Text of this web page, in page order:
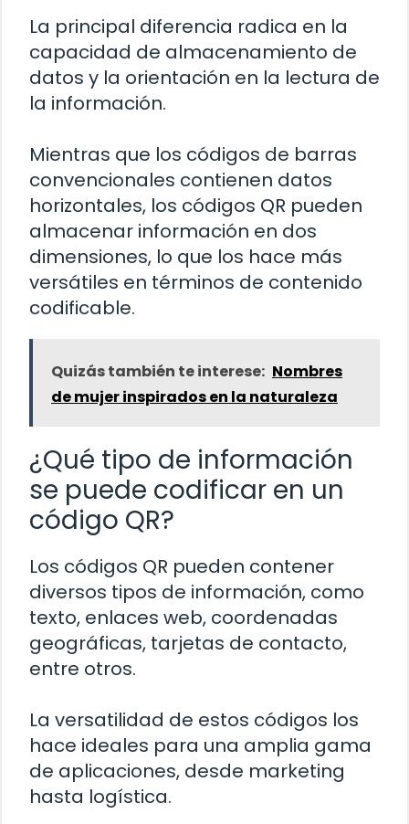
La principal diferencia radica en la
capacidad de almacenamiento de
datos y la orientación en la lectura de
la información.
Mientras que los códigos de barras
convencionales contienen datos
horizontales, los códigos QR pueden
almacenar información en dos
dimensiones, lo que los hace más
versátiles en términos de contenido
codificable.
Quizás también te interese: Nombres
de mujer inspirados en la naturaleza
¿Qué tipo de información
se puede codificar en un
código QR?
Los códigos QR pueden contener
diversos tipos de información, como
texto, enlaces web, coordenadas
geográficas, tarjetas de contacto,
entre otros.
La versatilidad de estos códigos los
hace ideales para una amplia gama
de aplicaciones, desde marketing
hasta logística.